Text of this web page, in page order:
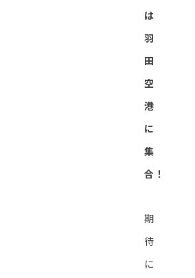
は
羽
田
空
港
に
集
合！
期
待
に